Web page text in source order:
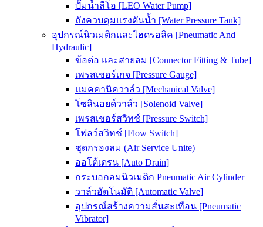
ปั๊มน้ำลีโอ [LEO Water Pump]
ถังควบคุมแรงดันน้ำ [Water Pressure Tank]
อุปกรณ์นิวเมติกและไฮดรอลิค [Pneumatic And
Hydraulic]
ข้อต่อ และสายลม [Connector Fitting & Tube]
เพรสเชอร์เกจ [Pressure Gauge]
แมคคานิควาล์ว [Mechanical Valve]
โซลินอยด์วาล์ว [Solenoid Valve]
เพรสเชอร์สวิทช์ [Pressure Switch]
โฟลว์สวิทช์ [Flow Switch]
ชุดกรองลม (Air Service Unite)
ออโต้เดรน [Auto Drain]
กระบอกลมนิวเมติก Pneumatic Air Cylinder
วาล์วอัตโนมัติ [Automatic Valve]
อุปกรณ์สร้างความสั่นสะเทือน [Pneumatic
Vibrator]